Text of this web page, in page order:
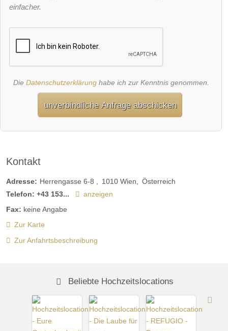
einfacher.
Die Datenschutzerklärunghabe ich zur Kenntnis genommen.
unverbindliche Anfrage abschicken
Kontakt
Adresse: Herrengasse 6-8 1010 Wien
Österreich
Telefon: +43 153...
anzeigen
Fax: keine Angabe
Zur Karte
Zur Anfahrtsbeschreibung
Beliebte Hochzeitslocations